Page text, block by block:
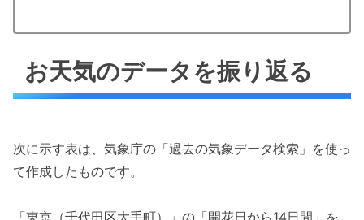
お天気のデータを振り返る
次に示す表は、気象庁の「過去の気象データ検索」を使っ
て作成したものです。